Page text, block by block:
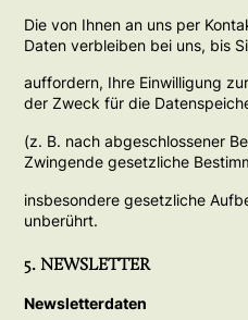
Die von Ihnen an uns per
Daten verbleiben bei uns, bis
auffordern, Ihre Einwilligung
der Zweck für die
(z. B. nach abgeschlossener
Zwingende gesetzliche
insbesondere gesetzliche
unberührt.
5. NEWSLETTER
Newsletterdaten